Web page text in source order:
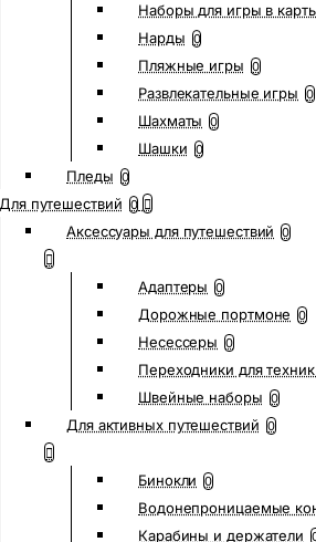
Наборы для игры в
Нарды 0
Пляжные игры 0
Развлекательные игры 0
Шахматы 0
Шашки 0
Пледы 0
Для путешествий 0
Аксессуары для путешествий 0
Адаптеры 0
Дорожные портмоне 0
Несессеры 0
Переходники для
Швейные наборы 0
Для активных путешествий 0
Бинокли 0
Водонепроницаемые
Карабины и держатели